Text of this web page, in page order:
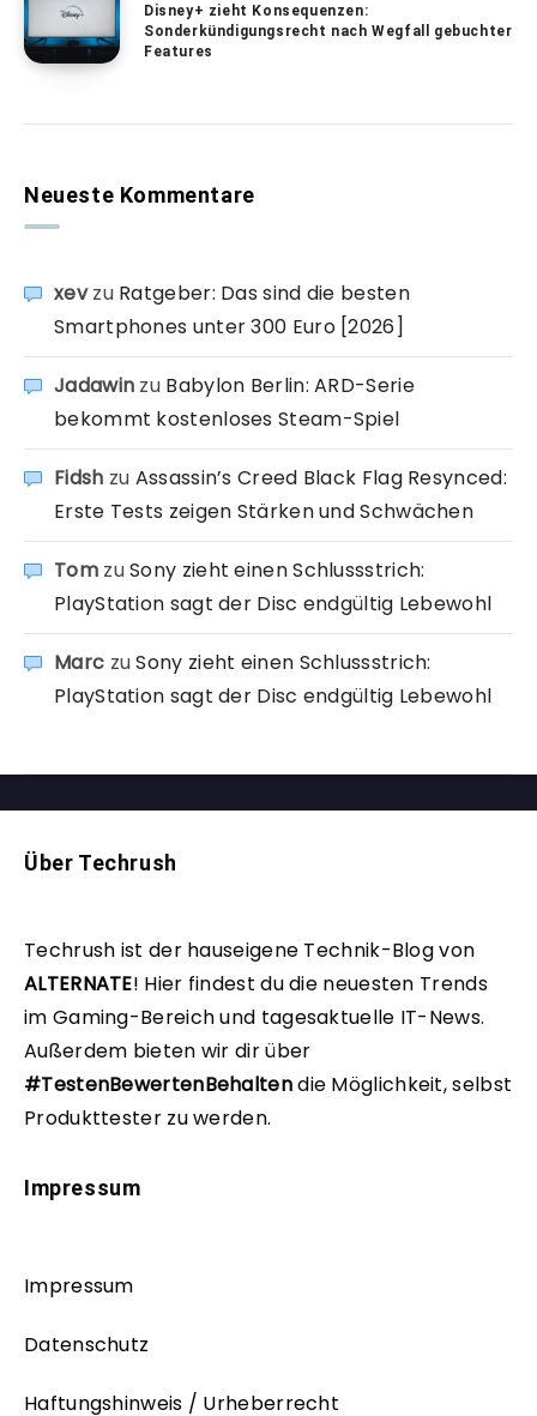
Disney+ zieht Konsequenzen:
Sonderkündigungsrecht nach Wegfall gebuchter
Features
Neueste Kommentare
xevzu Ratgeber: Das sind die besten
Smartphones unter 300 Euro [2026]
Jadawin zu Babylon Berlin: ARD-Serie
bekommt kostenloses Steam-Spiel
Fidsh zu Assassin’s Creed Black Flag Resynced:
Erste Tests zeigen Stärken und Schwächen
TomzuSony zieht einen Schlussstrich:
PlayStation sagt der Disc endgültig Lebewohl
Marc zuSony zieht einen Schlussstrich:
PlayStation sagt der Disc endgültig Lebewohl
Über Techrush
Techrush ist der hauseigene Technik-Blog von
ALTERNATE! Hier findest du die neuesten Trends
im Gaming-Bereich und tagesaktuelle IT-News.
Außerdem bieten wir dir über
#TestenBewertenBehaltendie Möglichkeit, selbst
Produkttester zu werden.
Impressum
Impressum
Datenschutz
Haftungshinweis / Urheberrecht